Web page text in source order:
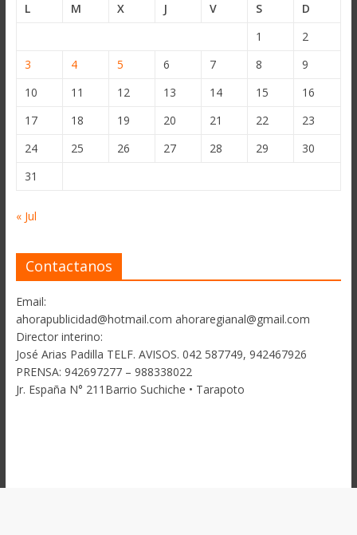
L
M X J V S
D
1
2
3
4 5 6 7 8
9
10
11 12 13 14 15
16
17
18 19 20 21 22
23
24
25 26 27 28 29
30
31
« Jul
Contactanos
Email:
ahorapublicidad@hotmail.com ahoraregianal@gmail.com
Director interino:
José Arias Padilla TELF. AVISOS. 042 587749, 942467926
PRENSA: 942697277 – 988338022
Jr. España N° 211Barrio Suchiche • Tarapoto